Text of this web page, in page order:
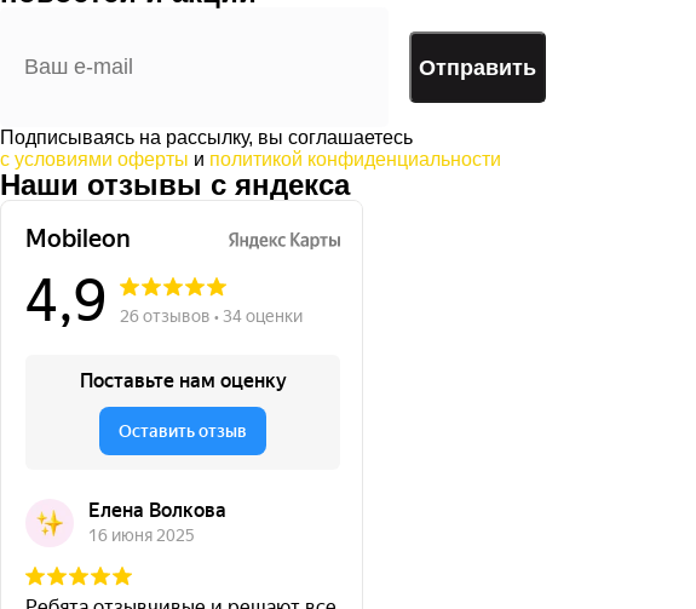
Подписываясь на рассылку, вы соглашаетесь
с условиями оферты и политикой конфиденциальности
Наши отзывы с яндекса